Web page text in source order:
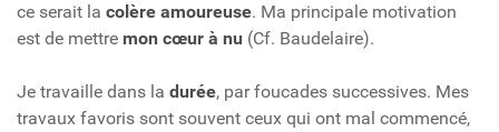
ce serait la colère amoureuse. Ma principale motivation
est de mettre mon cœur à nu (Cf. Baudelaire).
Je travaille dans la durée, par foucades successives. Mes
travaux favoris sont souvent ceux qui ont mal commencé,